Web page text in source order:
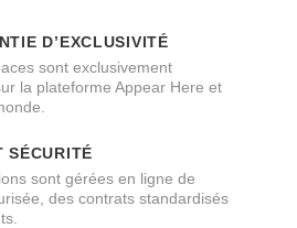
D’EXCLUSIVITÉ
sont exclusivement
la plateforme Appear Here et
SÉCURITÉ
sont gérées en ligne de
des contrats standardisés